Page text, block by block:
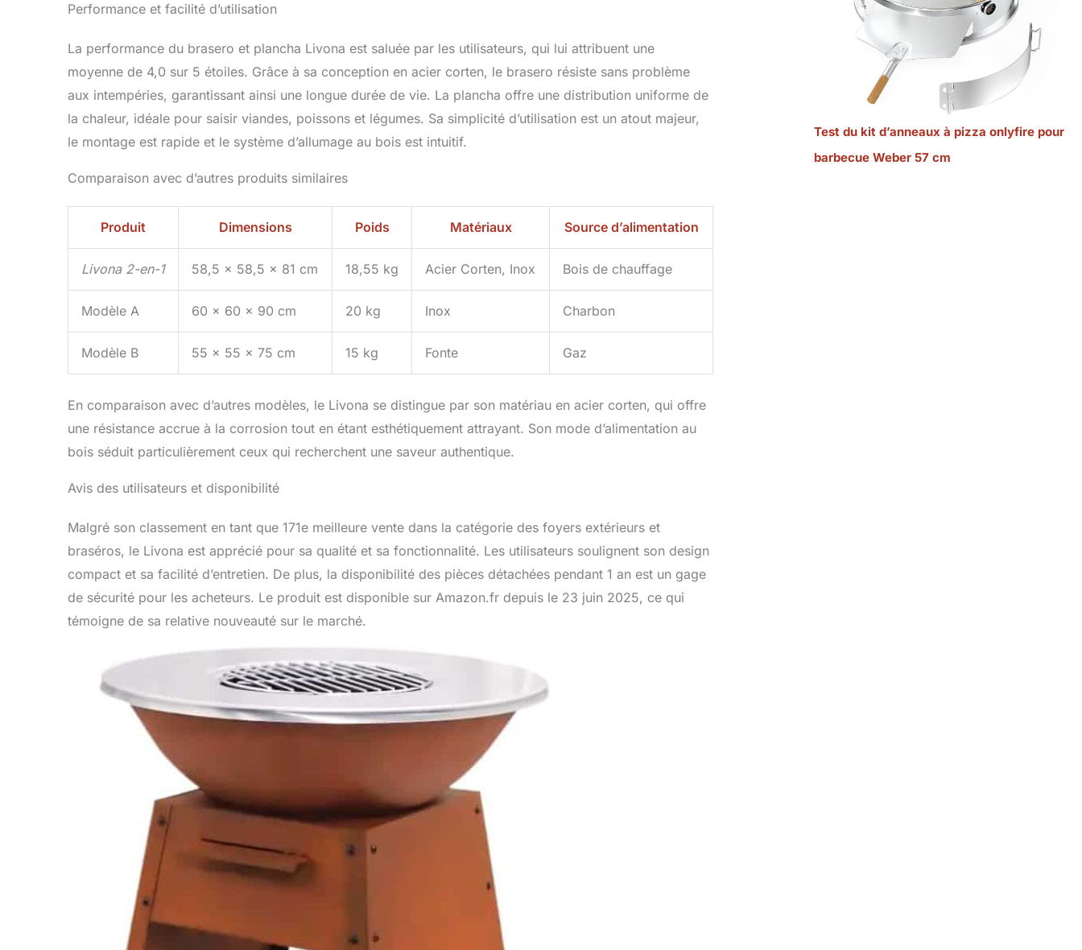
Performance et facilité d’utilisation
La performance du brasero et plancha Livona est saluée par les utilisateurs, qui lui attribuent une
moyenne de 4,0 sur 5 étoiles. Grâce à sa conception en acier corten, le brasero résiste sans problème
aux intempéries, garantissant ainsi une longue durée de vie. La plancha offre une distribution uniforme de
la chaleur, idéale pour saisir viandes, poissons et légumes. Sa simplicité d’utilisation est un atout majeur,
le montage est rapide et le système d’allumage au bois est intuitif.
Comparaison avec d’autres produits similaires
Produit Dimensions Poids Matériaux Source d’alimentation
Livona 2-en-1 58,5 x 58,5 x 81 cm 18,55 kg Acier Corten, Inox Bois de chauffage
Modèle A 60 x 60 x 90 cm 20 kg Inox Charbon
Modèle B 55 x 55 x 75 cm 15 kg Fonte Gaz
En comparaison avec d’autres modèles, le Livona se distingue par son matériau en acier corten, qui offre
une résistance accrue à la corrosion tout en étant esthétiquement attrayant. Son mode d’alimentation au
bois séduit particulièrement ceux qui recherchent une saveur authentique.
Avis des utilisateurs et disponibilité
Malgré son classement en tant que 171e meilleure vente dans la catégorie des foyers extérieurs et
braséros, le Livona est apprécié pour sa qualité et sa fonctionnalité. Les utilisateurs soulignent son design
compact et sa facilité d’entretien. De plus, la disponibilité des pièces détachées pendant 1 an est un gage
de sécurité pour les acheteurs. Le produit est disponible sur Amazon.fr depuis le 23 juin 2025, ce qui
témoigne de sa relative nouveauté sur le marché.
Test du kit d’anneaux à pizza onlyfire pour
barbecue Weber 57 cm